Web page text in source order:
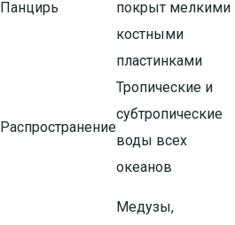
Панцирь
покрыт мелкими
костными
пластинками
Распространение
Тропические и
субтропические
воды всех
океанов
Медузы,